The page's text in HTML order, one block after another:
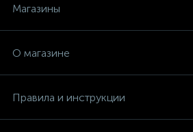
Магазины
О магазине
Правила и инструкции